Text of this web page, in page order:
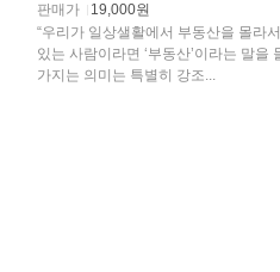
판매가
19,000원
“우리가 일상샐활에서 부동산을 몰라
있는 사람이라면 ‘부동산’이라는 말
가지는 의미는 특별히 강조...